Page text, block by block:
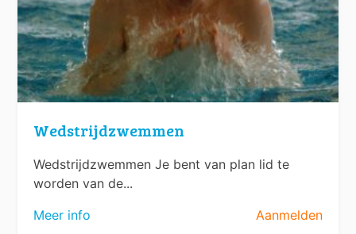
Wedstrijdzwemmen
Wedstrijdzwemmen Je bent van plan lid te
worden van de...
Meer info
Aanmelden